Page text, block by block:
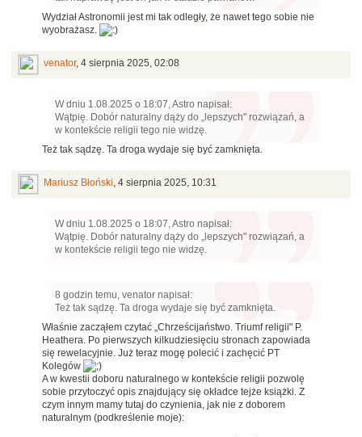
Wydział Astronomii jest mi tak odległy, że nawet tego sobie nie
wyobrażasz.
venator, 4 sierpnia 2025, 02:08
W dniu 1.08.2025 o 18:07, Astro napisał:
Wątpię. Dobór naturalny dąży do „lepszych" rozwiązań, a
w kontekście religii tego nie widzę.
Też tak sądzę. Ta droga wydaje się być zamknięta.
Mariusz Błoński, 4 sierpnia 2025, 10:31
W dniu 1.08.2025 o 18:07, Astro napisał:
Wątpię. Dobór naturalny dąży do „lepszych" rozwiązań, a
w kontekście religii tego nie widzę.
8 godzin temu, venator napisał:
Też tak sądzę. Ta droga wydaje się być zamknięta.
Właśnie zacząłem czytać „Chrześcijaństwo. Triumf religii" P.
Heathera. Po pierwszych kilkudziesięciu stronach zapowiada
się rewelacyjnie. Już teraz mogę polecić i zachęcić PT
Kolegów
A w kwestii doboru naturalnego w kontekście religii pozwolę
sobie przytoczyć opis znajdujący się okładce tejże książki. Z
czym innym mamy tutaj do czynienia, jak nie z doborem
naturalnym (podkreślenie moje):